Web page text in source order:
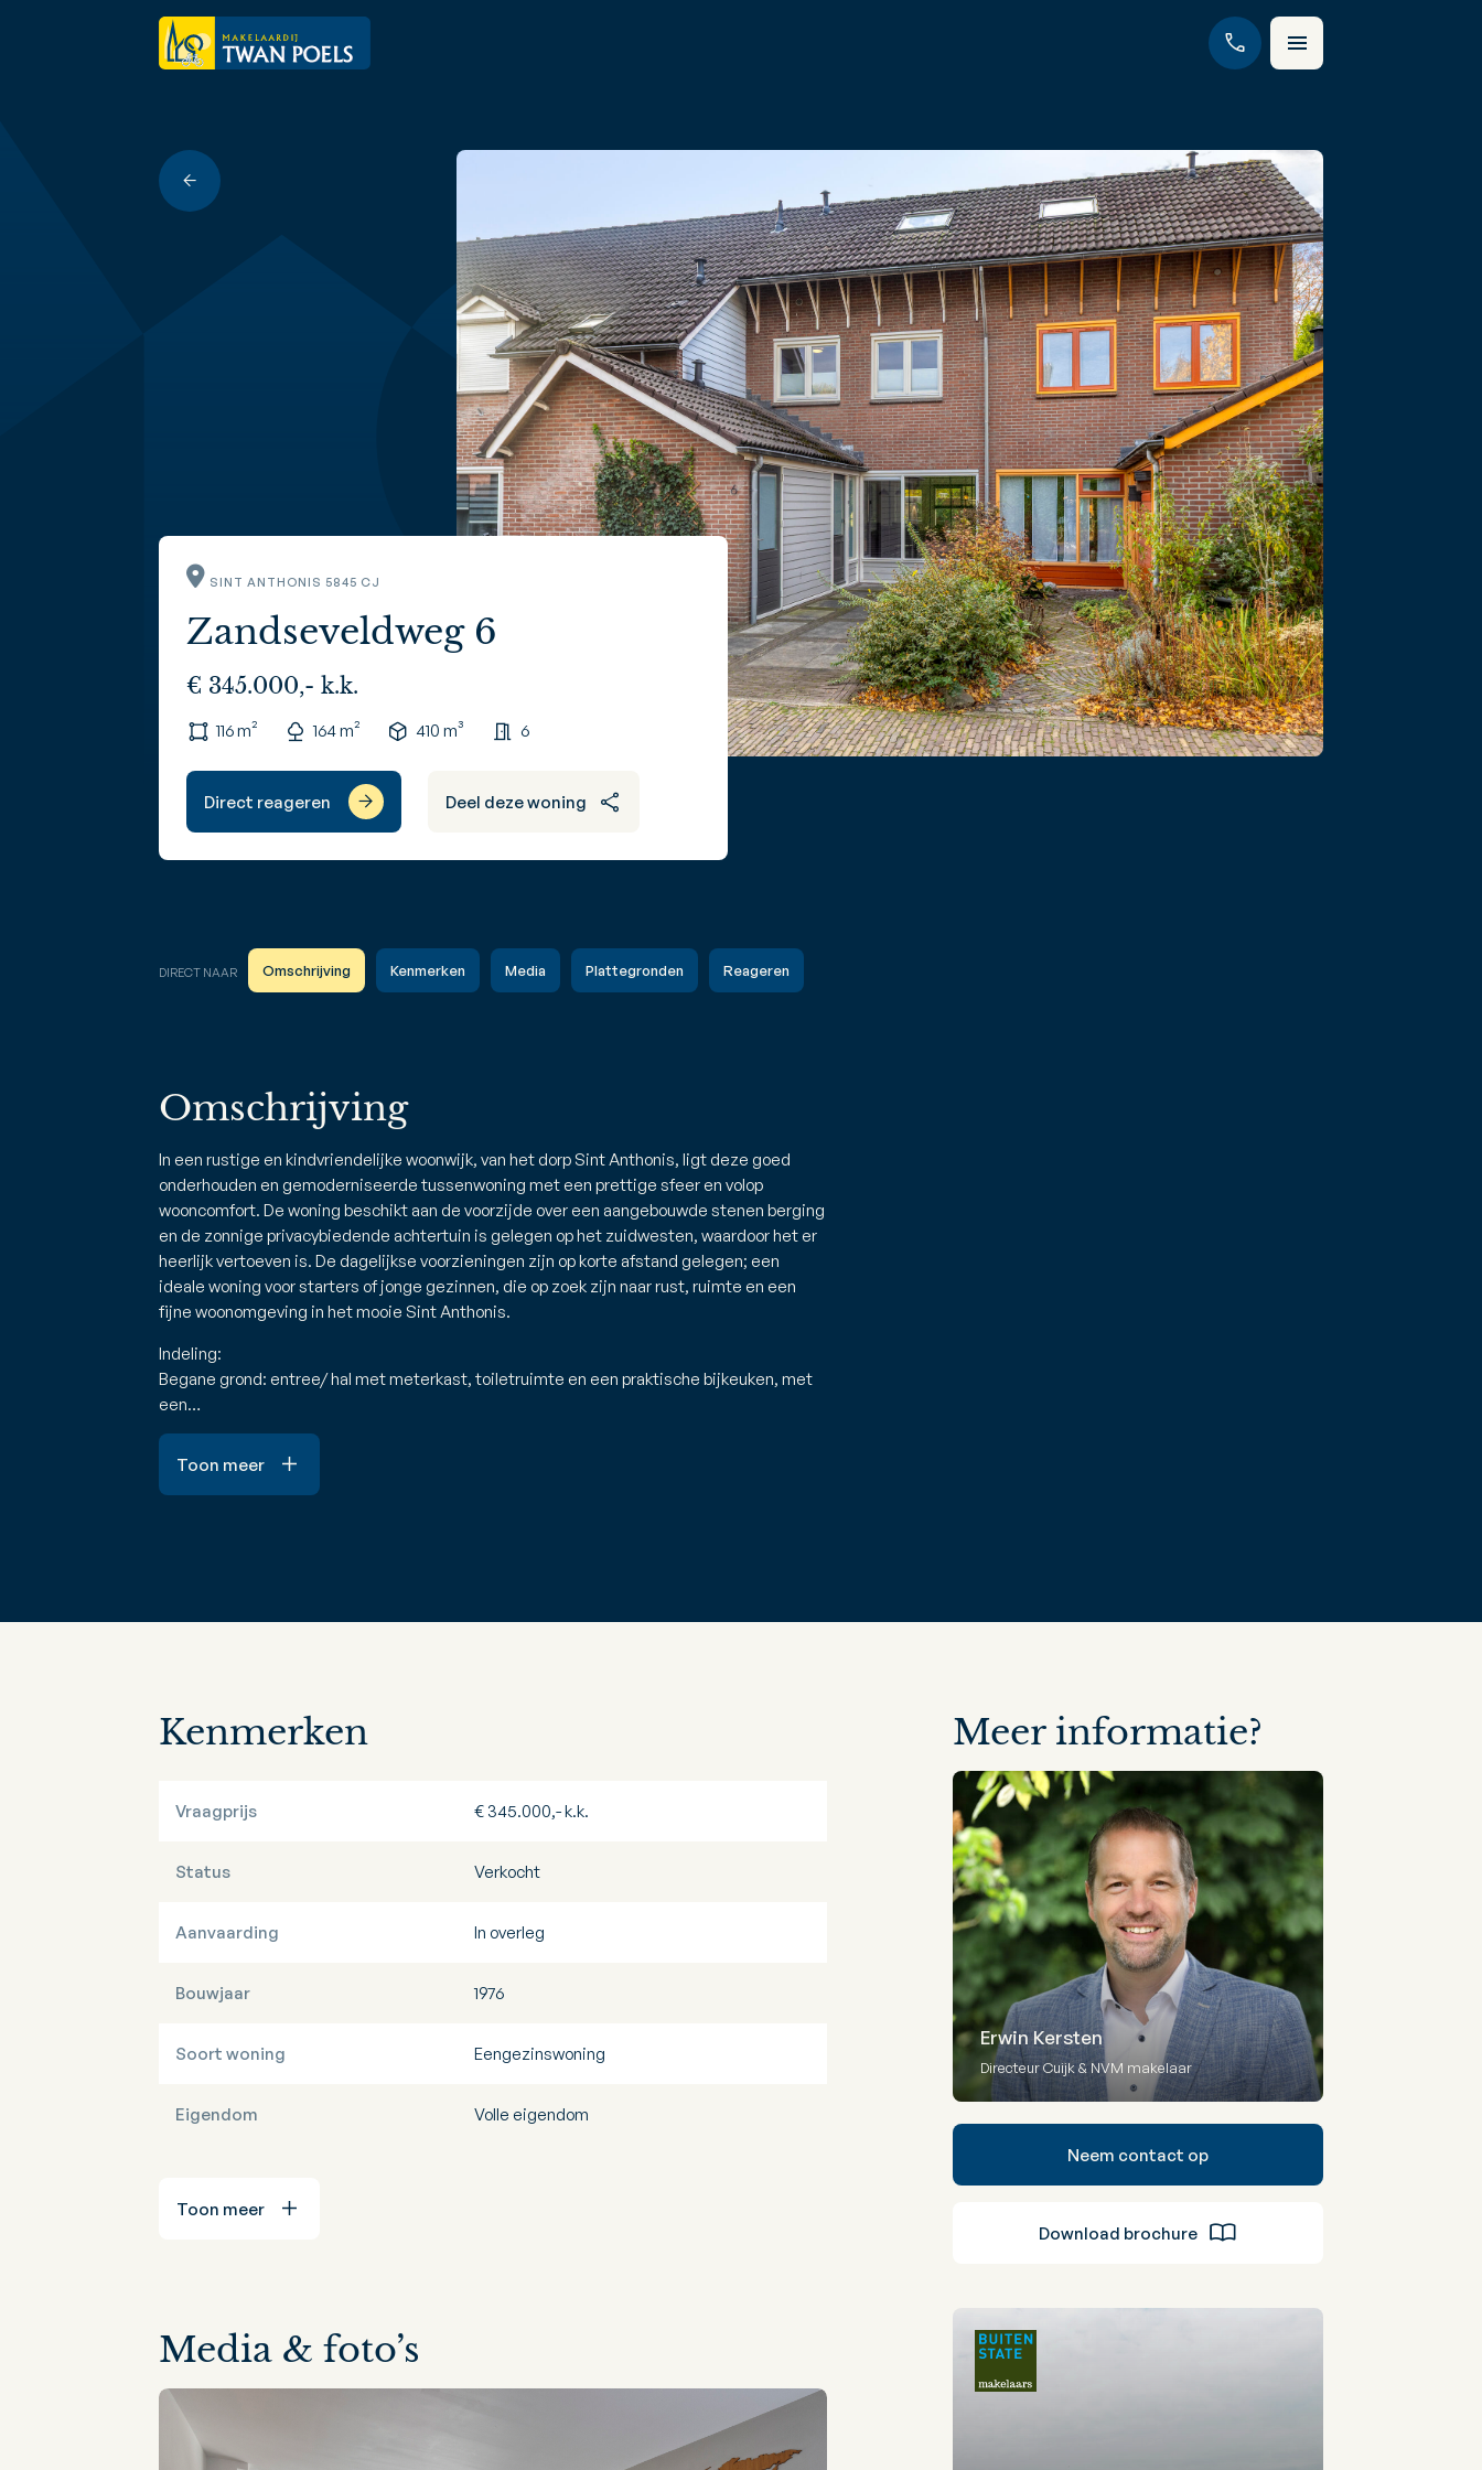
SINT ANTHONIS 5845 CJ
Zandseveldweg 6
€ 345.000,- k.k.
116 m² 164 m² 410 m³ 6
Direct reageren Deel deze woning
DIRECT NAAR Omschrijving Kenmerken Media Plattegronden Reageren
Omschrijving
In een rustige en kindvriendelijke woonwijk, van het dorp Sint Anthonis, ligt deze goed
onderhouden en gemoderniseerde tussenwoning met een prettige sfeer en volop
wooncomfort. De woning beschikt aan de voorzijde over een aangebouwde stenen berging
en de zonnige privacybiedende achtertuin is gelegen op het zuidwesten, waardoor het er
heerlijk vertoeven is. De dagelijkse voorzieningen zijn op korte afstand gelegen; een
ideale woning voor starters of jonge gezinnen, die op zoek zijn naar rust, ruimte en een
fijne woonomgeving in het mooie Sint Anthonis.
Indeling:
Begane grond: entree/ hal met meterkast, toiletruimte en een praktische bijkeuken, met
een…
Toon meer
Kenmerken
Vraagprijs € 345.000,- k.k.
Status Verkocht
Aanvaarding In overleg
Bouwjaar 1976
Soort woning Eengezinswoning
Eigendom Volle eigendom
Toon meer
Media & foto’s
Meer informatie?
Erwin Kersten
Directeur Cuijk & NVM makelaar
Neem contact op
Download brochure